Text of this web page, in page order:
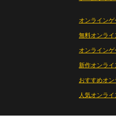
オンラインゲ
無料オンライ
オンライン
新作オンライ
おすすめオ
人気オンラ